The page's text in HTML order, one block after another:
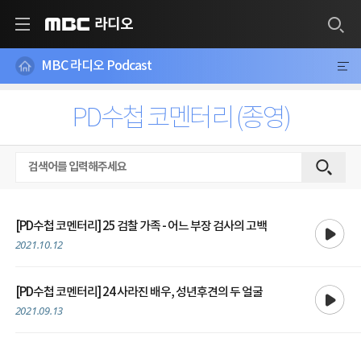
라디오
MBC 라디오 Podcast
PD수첩 코멘터리 (종영)
[PD수첩 코멘터리] 25 검찰 가족 - 어느 부장 검사의 고백
2021.10.12
[PD수첩 코멘터리] 24 사라진 배우, 성년후견의 두 얼굴
2021.09.13